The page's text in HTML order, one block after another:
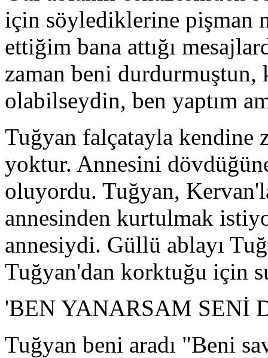
için söylediklerine pişman
ettiğim bana attığı
zaman beni durdurmuştun,
olabilseydin, ben yaptım
Tuğyan falçatayla kendine
yoktur. Annesini
oluyordu. Tuğyan,
annesinden kurtulmak
annesiydi. Güllü ablayı
Tuğyan'dan korktuğu için
'BEN YANARSAM SENİ
Tuğyan beni aradı "Beni